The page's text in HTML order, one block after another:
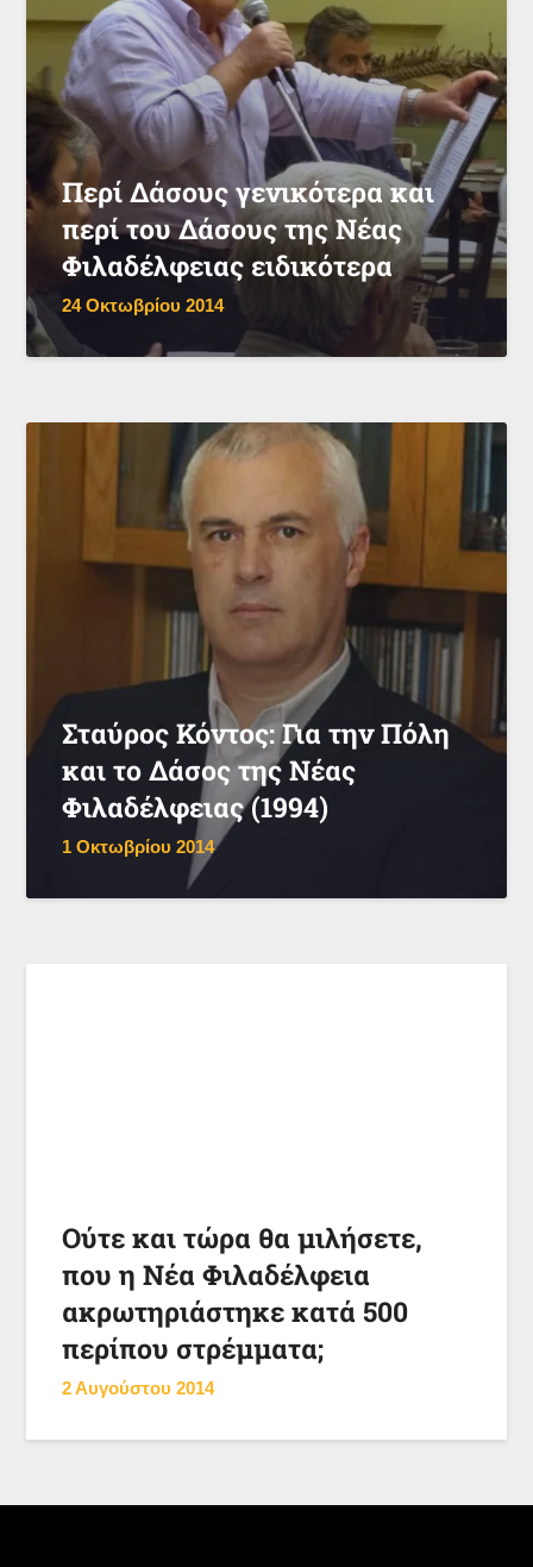
Περί Δάσους γενικότερα και
περί του Δάσους της Νέας
Φιλαδέλφειας ειδικότερα
24 Οκτωβρίου 2014
Σταύρος Κόντος: Για την Πόλη
και το Δάσος της Νέας
Φιλαδέλφειας (1994)
1 Οκτωβρίου 2014
Ούτε και τώρα θα μιλήσετε,
που η Νέα Φιλαδέλφεια
ακρωτηριάστηκε κατά 500
περίπου στρέμματα;
2 Αυγούστου 2014